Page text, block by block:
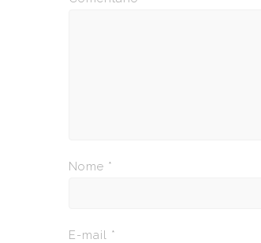
Nome *
E-mail *